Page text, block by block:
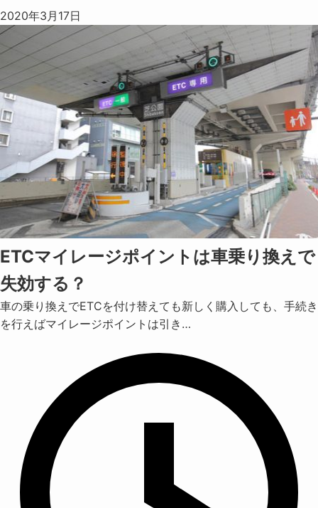
2020年3月17日
ETCマイレージポイントは車乗り換えで
失効する？
車の乗り換えでETCを付け替えても新しく購入しても、手続き
を行えばマイレージポイントは引き…